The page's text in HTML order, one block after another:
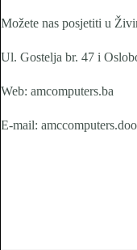
Možete nas posjetiti u
Ul. Gostelja br. 47 i
Web: amcomputers.ba
E-mail: